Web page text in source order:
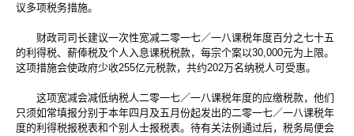
议多项税务措施。
财政司司长建议一次性宽减二零一七／一八课税年度百分之七十五
的利得税、薪俸税及个人入息课税税款，每宗个案以30,000元为上限。
这项措施会使政府少收255亿元税款，共约202万名纳税人可受惠。
这项宽减会减低纳税人二零一七／一八课税年度的应缴税款，他们
只须如常填报分别于本年四月及五月份起发出的二零一七／一八课税年
度的利得税报税表和个别人士报税表。待有关法例通过后，税务局便会